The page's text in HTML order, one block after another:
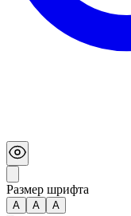
Размер шрифта
А A A